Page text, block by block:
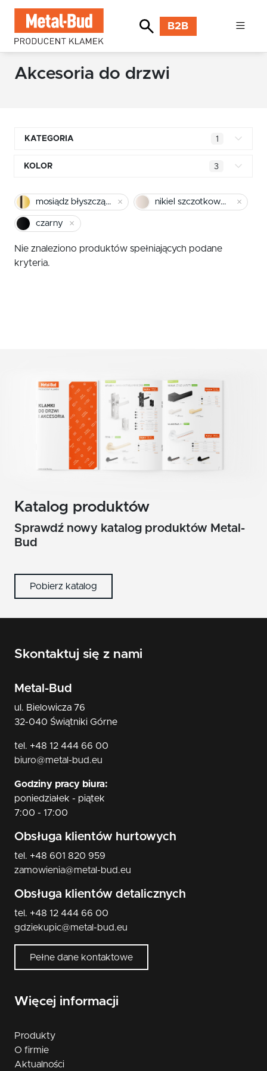
B2B
Akcesoria do drzwi
KATEGORIA 1
Klamki kwadratowe
Klamki INOX stal nierdzewna
Klamki premium
Klamki z długim szyldem
KOLOR 3
chrom
pomarańczowy
brąz
grafit
chrom szczotkowany mat
nikiel szczotkowany mat
mosiądz błyszczący nikiel szczotkowany mat
czarny
Nie znaleziono produktów spełniających podane
kryteria.
Katalog produktów
Sprawdź nowy katalog produktów Metal-
Bud
Pobierz katalog
Skontaktuj się z nami
Metal-Bud
ul. Bielowicza 76
32-040 Świątniki Górne
tel. +48 12 444 66 00
biuro@metal-bud.eu
Godziny pracy biura:
poniedziałek - piątek
7:00 - 17:00
Obsługa klientów hurtowych
tel. +48 601 820 959
zamowienia@metal-bud.eu
Obsługa klientów detalicznych
tel. +48 12 444 66 00
gdziekupic@metal-bud.eu
Pełne dane kontaktowe
Więcej informacji
Produkty
O firmie
Aktualności